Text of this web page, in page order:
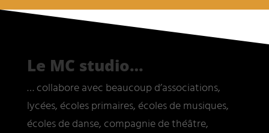
Le MC studio…
… collabore avec beaucoup d’associations,
lycées, écoles primaires, écoles de musiques,
écoles de danse, compagnie de théâtre,